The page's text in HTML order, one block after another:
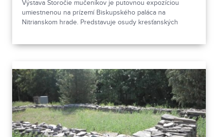
Výstava Storočie mučeníkov je putovnou expozíciou
umiestnenou na prízemí Biskupského paláca na
Nitrianskom hrade. Predstavuje osudy kresťanských